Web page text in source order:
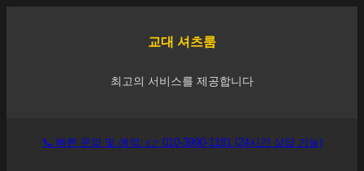
교대 셔츠룸
최고의 서비스를 제공합니다
📞 빠른 문의 및 예약: 👉 010-3990-1181 (24시간 상담 가능)